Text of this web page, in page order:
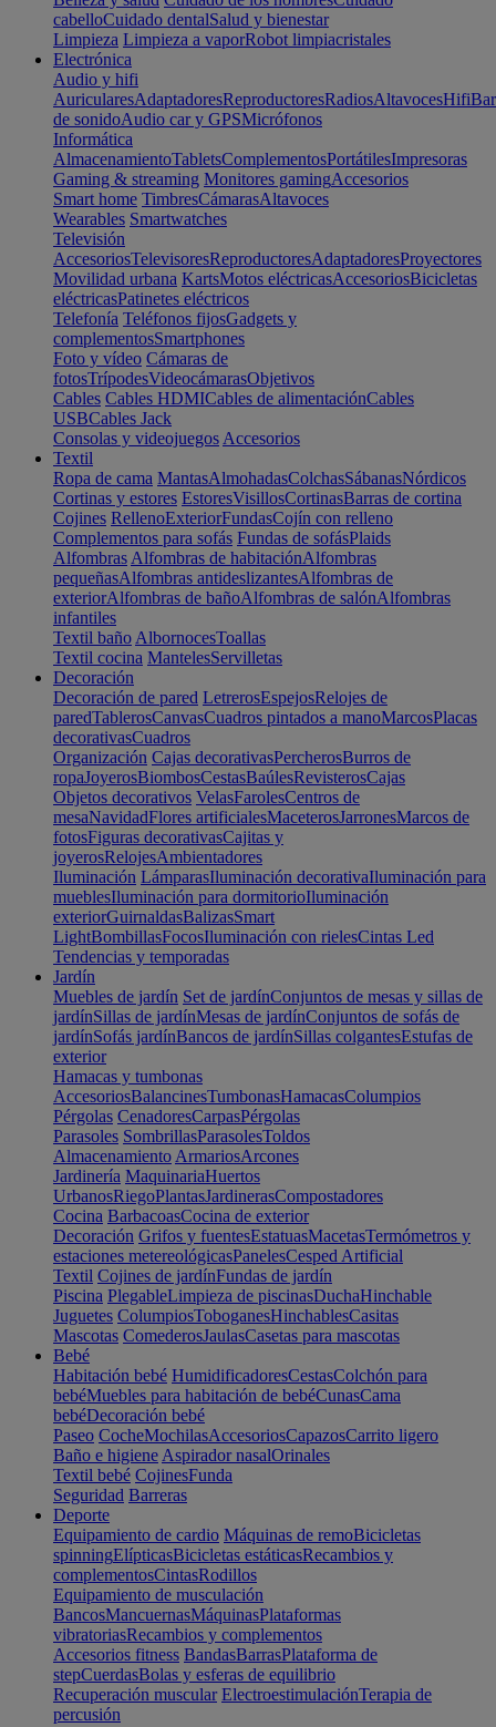
cabelloCuidado dentalSalud y bienestar
Limpieza Limpieza a vaporRobot limpiacristales
Electrónica
Audio y hifi
AuricularesAdaptadoresReproductoresRadiosAltavocesHifi
de sonidoAudio car y GPSMicrófonos
Informática
AlmacenamientoTabletsComplementosPortátilesImpresoras
Gaming & streaming Monitores gamingAccesorios
Smart home TimbresCámarasAltavoces
Wearables Smartwatches
Televisión
AccesoriosTelevisoresReproductoresAdaptadoresProyectores
Movilidad urbana KartsMotos eléctricasAccesoriosBicicletas
eléctricasPatinetes eléctricos
Telefonía Teléfonos fijosGadgets y
complementosSmartphones
Foto y vídeo Cámaras de
fotosTrípodesVideocámarasObjetivos
Cables Cables HDMICables de alimentaciónCables
USBCables Jack
Consolas y videojuegos Accesorios
Textil
Ropa de cama MantasAlmohadasColchasSábanasNórdicos
Cortinas y estores EstoresVisillosCortinasBarras de cortina
Cojines RellenoExteriorFundasCojín con relleno
Complementos para sofás Fundas de sofásPlaids
Alfombras Alfombras de habitaciónAlfombras
pequeñasAlfombras antideslizantesAlfombras de
exteriorAlfombras de bañoAlfombras de salónAlfombras
infantiles
Textil baño AlbornocesToallas
Textil cocina MantelesServilletas
Decoración
Decoración de pared LetrerosEspejosRelojes de
paredTablerosCanvasCuadros pintados a manoMarcosPlacas
decorativasCuadros
Organización Cajas decorativasPercherosBurros de
ropaJoyerosBiombosCestasBaúlesRevisterosCajas
Objetos decorativos VelasFarolesCentros de
mesaNavidadFlores artificialesMaceterosJarronesMarcos de
fotosFiguras decorativasCajitas y
joyerosRelojesAmbientadores
Iluminación LámparasIluminación decorativaIluminación para
mueblesIluminación para dormitorioIluminación
exteriorGuirnaldasBalizasSmart
LightBombillasFocosIluminación con rielesCintas Led
Tendencias y temporadas
Jardín
Muebles de jardín Set de jardínConjuntos de mesas y sillas de
jardínSillas de jardínMesas de jardínConjuntos de sofás de
jardínSofás jardínBancos de jardínSillas colgantesEstufas de
exterior
Hamacas y tumbonas
AccesoriosBalancinesTumbonasHamacasColumpios
Pérgolas CenadoresCarpasPérgolas
Parasoles SombrillasParasolesToldos
Almacenamiento ArmariosArcones
Jardinería MaquinariaHuertos
UrbanosRiegoPlantasJardinerasCompostadores
Cocina BarbacoasCocina de exterior
Decoración Grifos y fuentesEstatuasMacetasTermómetros y
estaciones metereológicasPanelesCesped Artificial
Textil Cojines de jardínFundas de jardín
Piscina PlegableLimpieza de piscinasDuchaHinchable
Juguetes ColumpiosToboganesHinchablesCasitas
Mascotas ComederosJaulasCasetas para mascotas
Bebé
Habitación bebé HumidificadoresCestasColchón para
bebéMuebles para habitación de bebéCunasCama
bebéDecoración bebé
Paseo CocheMochilasAccesoriosCapazosCarrito ligero
Baño e higiene Aspirador nasalOrinales
Textil bebé CojinesFunda
Seguridad Barreras
Deporte
Equipamiento de cardio Máquinas de remoBicicletas
spinningElípticasBicicletas estáticasRecambios y
complementosCintasRodillos
Equipamiento de musculación
BancosMancuernasMáquinasPlataformas
vibratoriasRecambios y complementos
Accesorios fitness BandasBarrasPlataforma de
stepCuerdasBolas y esferas de equilibrio
Recuperación muscular ElectroestimulaciónTerapia de
percusión